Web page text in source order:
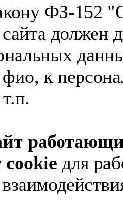
ФЗ-152
должен
к
cookie для